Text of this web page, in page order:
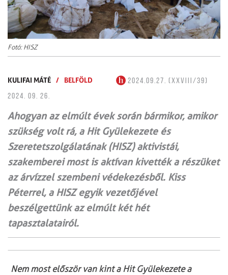
Fotó: HISZ
KULIFAI MÁTÉ / BELFÖLD
2024.09.27. (XXVIII/39)
2024. 09. 26.
Ahogyan az elmúlt évek során bármikor, amikor
szükség volt rá, a Hit Gyülekezete és
Szeretetszolgálatának (HISZ) aktivistái,
szakemberei most is aktívan kivették a részüket
az árvízzel szembeni védekezésből. Kiss
Péterrel, a HISZ egyik vezetőjével
beszélgettünk az elmúlt két hét
tapasztalatairól.
Nem most először van kint a Hit Gyülekezete a